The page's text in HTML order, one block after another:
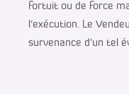
fortuit ou de force
l’exécution. Le
survenance d’un tel